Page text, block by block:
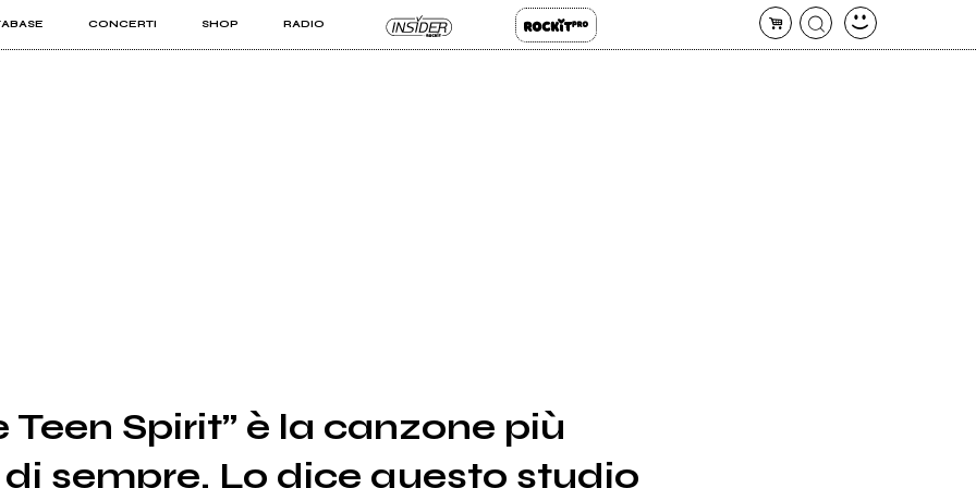
CONCERTI SHOP RADIO
PRO
Teen Spirit” è la canzone più
sempre. Lo dice questo studio